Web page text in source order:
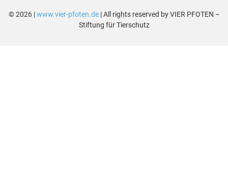
© 2026 |www.vier-pfoten.de| All rights reserved by VIER PFOTEN –
Stiftung für Tierschutz